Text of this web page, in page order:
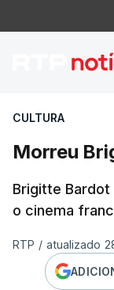
CULTURA
Morreu
Brigitte Bardot
o cinema
RTP / atualizado